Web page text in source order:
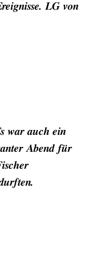
LG von
war auch ein
Abend für